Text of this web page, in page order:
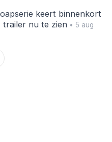
keert binnenkort
nu te zien• 5 aug